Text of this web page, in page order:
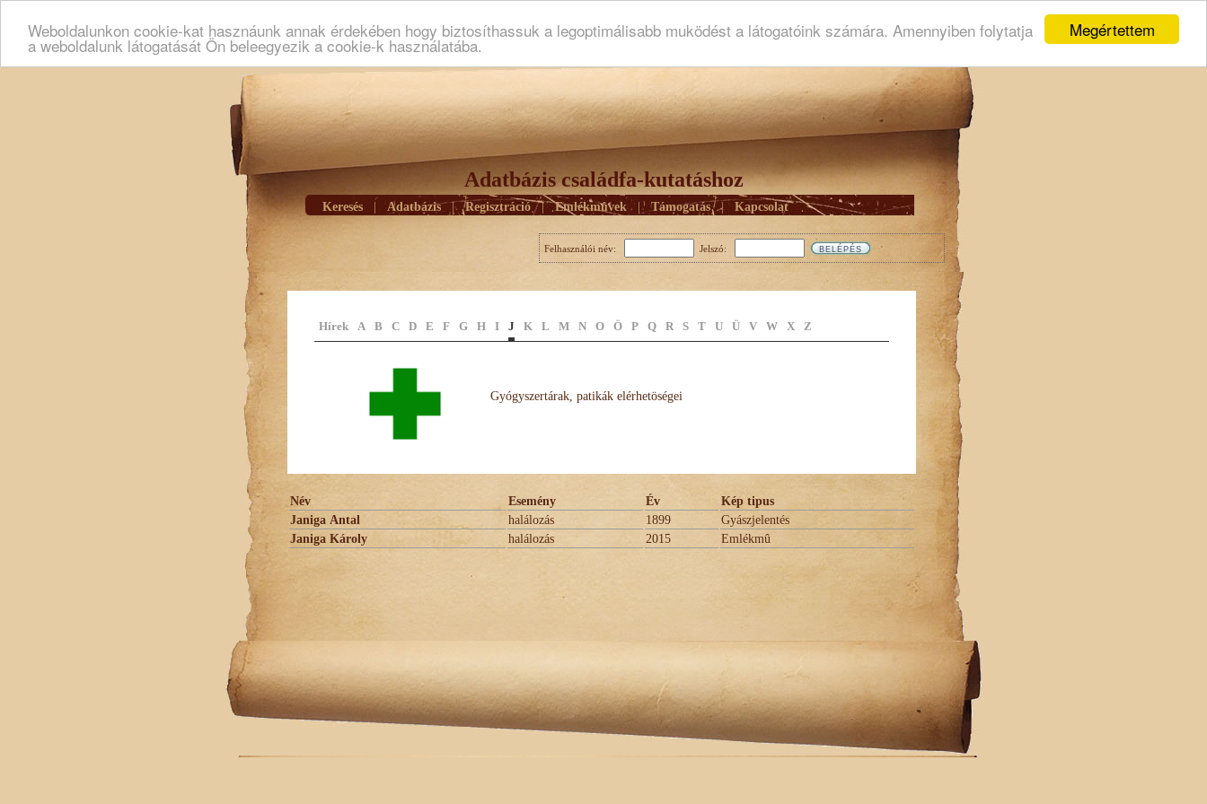
Megértettem
Weboldalunkon cookie-kat hasznáunk annak érdekében hogy biztosíthassuk a legoptimálisabb muködést a látogatóink számára. Amennyiben folytatja
a weboldalunk látogatását Ön beleegyezik a cookie-k használatába.
Adatbázis családfa-kutatáshoz
Keresés Adatbázis | Regisztráció | Emlékmûvek | Támogatás | Kapcsolat
Felhasználói név: Jelszó:
Hírek A B C D E F G H I J K L M N O Ö P Q R S T U Ü V W X Z
Gyógyszertárak, patikák elérhetöségei
Név Esemény Év
Kép tipus
Janiga Antal
halálozás 1899
Gyászjelentés
Janiga Károly
halálozás 2015 Emlékmû